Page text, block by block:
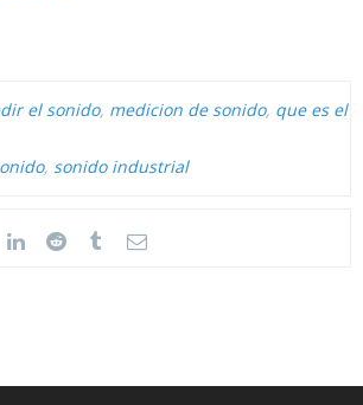
el sonido, medicion de sonido, que es el
, sonido industrial